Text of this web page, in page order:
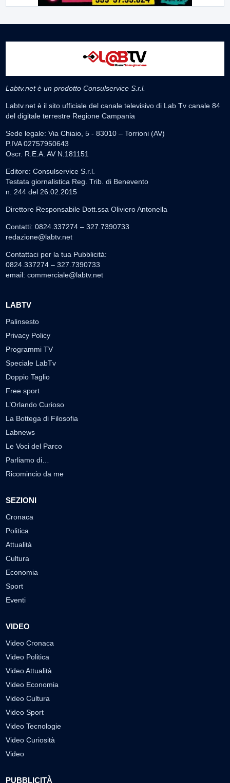
Labtv.net è un prodotto Consulservice S.r.l.
Labtv.net è il sito ufficiale del canale televisivo di Lab Tv canale 84
del digitale terrestre Regione Campania
Sede legale: Via Chiaio, 5 - 83010 – Torrioni (AV)
P.IVA 02757950643
Oscr. R.E.A. AV N.181151
Editore: Consulservice S.r.l.
Testata giornalistica Reg. Trib. di Benevento
n. 244 del 26.02.2015
Direttore Responsabile Dott.ssa Oliviero Antonella
Contatti: 0824.337274 – 327.7390733
redazione@labtv.net
Contattaci per la tua Pubblicità:
0824.337274 – 327.7390733
email: commerciale@labtv.net
LABTV
Palinsesto
Privacy Policy
Programmi TV
Speciale LabTv
Doppio Taglio
Free sport
L’Orlando Curioso
La Bottega di Filosofia
Labnews
Le Voci del Parco
Parliamo di…
Ricomincio da me
SEZIONI
Cronaca
Politica
Attualità
Cultura
Economia
Sport
Eventi
VIDEO
Video Cronaca
Video Politica
Video Attualità
Video Economia
Video Cultura
Video Sport
Video Tecnologie
Video Curiosità
Video
PUBBLICITÀ